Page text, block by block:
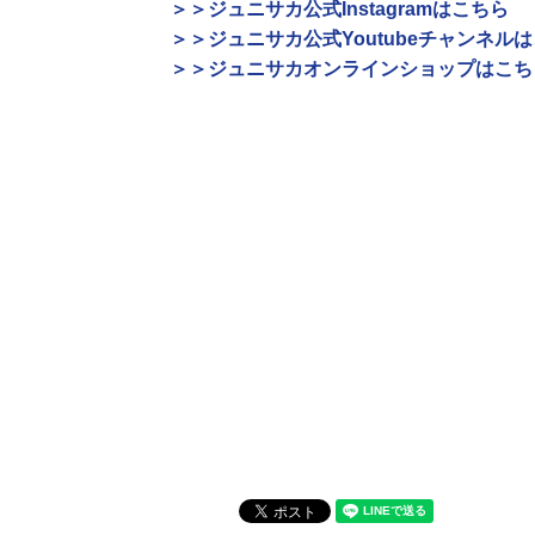
＞＞ジュニサカ公式Instagramはこちら
＞＞ジュニサカ公式Youtubeチャンネルは
＞＞ジュニサカオンラインショップはこち